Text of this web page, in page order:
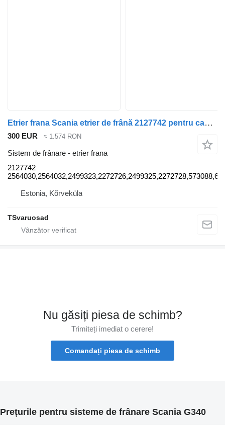
Etrier frana Scania etrier de frână 2127742 pentru cap tractor Scania G340
300 EUR ≈ 1.574 RON
Sistem de frânare - etrier frana
2127742
Estonia, Kõrveküla
TSvaruosad
Nu găsiți piesa de schimb?
Trimiteți imediat o cerere!
Comandați piesa de schimb
Prețurile pentru sisteme de frânare Scania G340